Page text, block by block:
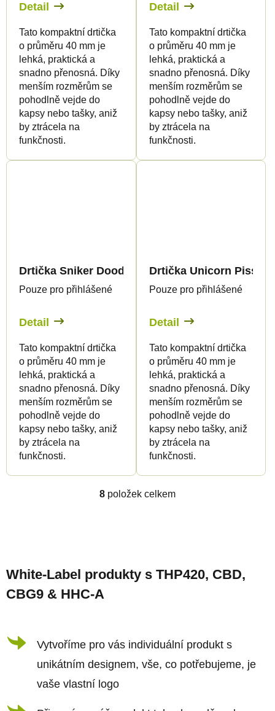
Detail
Tato kompaktní drtička
o průměru 40 mm je
lehká, praktická a
snadno přenosná. Díky
menším rozměrům se
pohodlně vejde do
kapsy nebo tašky, aniž
by ztrácela na
funkčnosti.
Detail
Tato kompaktní drtička
o průměru 40 mm je
lehká, praktická a
snadno přenosná. Díky
menším rozměrům se
pohodlně vejde do
kapsy nebo tašky, aniž
by ztrácela na
funkčnosti.
Drtička Sniker Doodle - mini
Pouze pro přihlášené
Detail
Tato kompaktní drtička
o průměru 40 mm je
lehká, praktická a
snadno přenosná. Díky
menším rozměrům se
pohodlně vejde do
kapsy nebo tašky, aniž
by ztrácela na
funkčnosti.
Drtička Unicorn Piss -
Pouze pro přihlášené
Detail
Tato kompaktní drtička
o průměru 40 mm je
lehká, praktická a
snadno přenosná. Díky
menším rozměrům se
pohodlně vejde do
kapsy nebo tašky, aniž
by ztrácela na
funkčnosti.
O
d
p
r
k
8 položek celkem
á
p
a
White-Label produkty s THP420, CBD,
CBG9 & HHC-A
Vytvoříme pro vás individuální produkt s
unikátním designem, vše, co potřebujeme, je
vaše vlastní logo